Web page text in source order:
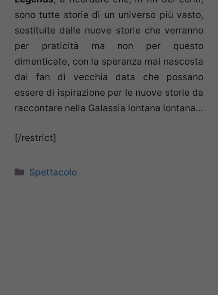
sono tutte storie di un universo più vasto,
sostituite dalle nuove storie che verranno
per praticità ma non per questo
dimenticate, con la speranza mai nascosta
dai fan di vecchia data che possano
essere di ispirazione per le nuove storie da
raccontare nella Galassia lontana lontana…
[/restrict]
Categorie
Spettacolo